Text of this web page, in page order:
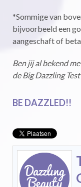
*Sommige van
bijvoorbeeld een
aangeschaft of
Ben jij al bekend
de Big Dazzling
BE DAZZLED!!